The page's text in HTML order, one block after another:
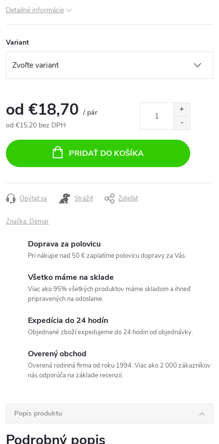
Detailné informácie
Variant
od €18,70 / pár
od €15,20 bez DPH
cena:
PRIDAŤ DO KOŠÍKA
Opýtať sa Strážiť Zdieľať
Značka: Demar
Doprava za polovicu
Pri nákupe nad 50 € zaplatíme polovicu dopravy za Vás.
Všetko máme na sklade
Viac ako 95% všetkých produktov máme skladom a ihneď
pripravených na odoslanie.
Expedícia do 24 hodín
Objednané zboží expedujeme do 24 hodin od objednávky.
Overený obchod
Overená rodinná firma od roku 1994. Viac ako 2 000 zákazníkov
nás odporúča na základe recenzií.
Popis produktu
Podrobný popis